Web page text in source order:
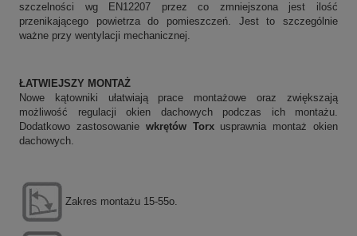
szczelności wg EN12207 przez co zmniejszona jest ilość
przenikającego powietrza do pomieszczeń. Jest to szczególnie
ważne przy wentylacji mechanicznej.
ŁATWIEJSZY MONTAŻ
Nowe kątowniki ułatwiają prace montażowe oraz zwiększają
możliwość regulacji okien dachowych podczas ich montażu.
Dodatkowo zastosowanie wkrętów Torxusprawnia montaż okien
dachowych.
Zakres montażu 15-55o.